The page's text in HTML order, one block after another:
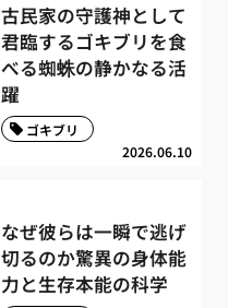
古民家の守護神として
君臨するゴキブリを食
べる蜘蛛の静かなる活
躍
2026.06.10
ゴキブリ
なぜ彼らは一瞬で逃げ
切るのか驚異の身体能
力と生存本能の科学